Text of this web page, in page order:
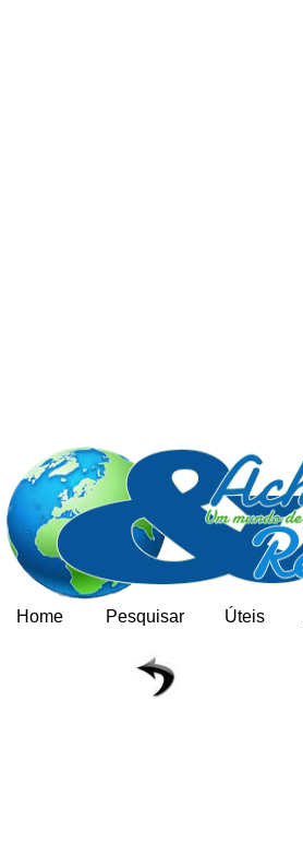
Home Pesquisar Úteis